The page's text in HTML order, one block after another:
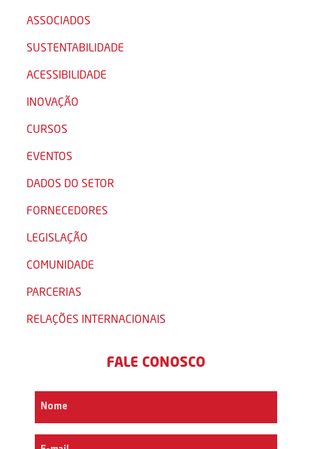
ASSOCIADOS
SUSTENTABILIDADE
ACESSIBILIDADE
INOVAÇÃO
CURSOS
EVENTOS
DADOS DO SETOR
FORNECEDORES
LEGISLAÇÃO
COMUNIDADE
PARCERIAS
RELAÇÕES INTERNACIONAIS
FALE CONOSCO